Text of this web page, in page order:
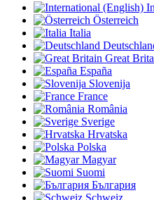
Österreich
Italia
Great
España
Slovenija
France
România
Sverige
Hrvatska
Polska
Magyar
Suomi
България
Schweiz